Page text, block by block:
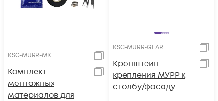
KSC-MURR-MK
Комплект
монтажных
материалов для
KSC-MURR-GEAR
Кронштейн
крепления МУРР к
столбу/фасаду